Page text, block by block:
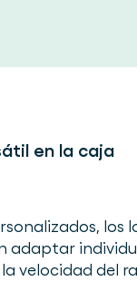
en la caja
los
adaptar
velocidad del